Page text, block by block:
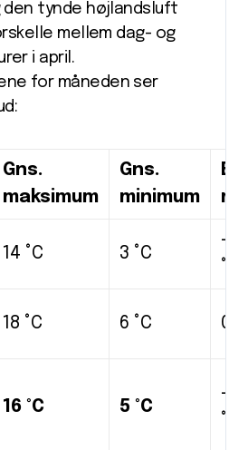
den tynde højlandsluft
mellem dag- og
i april.
for måneden ser
Gns.
maksimum
Gns.
minimum
14 °C 3 °C
-3
°C
18 °C 6 °C 0
16 °C 5 °C
-3
°C